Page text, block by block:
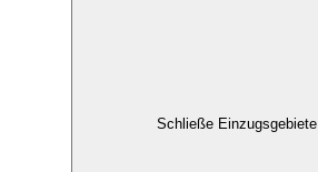
Schließe Einzugsgebiete